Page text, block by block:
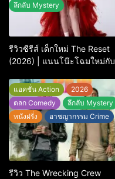
ลึกลับ Mystery
รีวิวซีรีส์ เด็กใหม่ The Reset
(2026) | แนนโน๊ะโฉมใหม่กับ
แอคชั่น Action
2026
ตลก Comedy
ลึกลับ Mystery
หนังฝรั่ง
อาชญากรรม Crime
รีวิว The Wrecking Crew